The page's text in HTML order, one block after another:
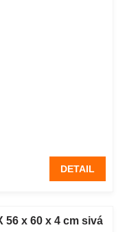
DETAIL
56 x 60 x 4 cm sivá